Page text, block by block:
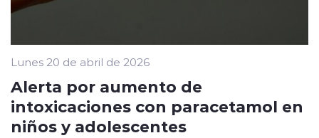
Lunes 20 de abril de 2026
Alerta por aumento de
intoxicaciones con paracetamol en
niños y adolescentes